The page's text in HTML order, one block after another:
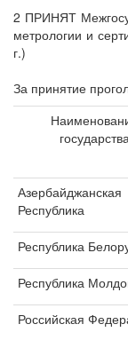
2 ПРИНЯТ
метрологии и
г.)
За принятие
Азербайджанская
Республика
Республика
Республика
Российская